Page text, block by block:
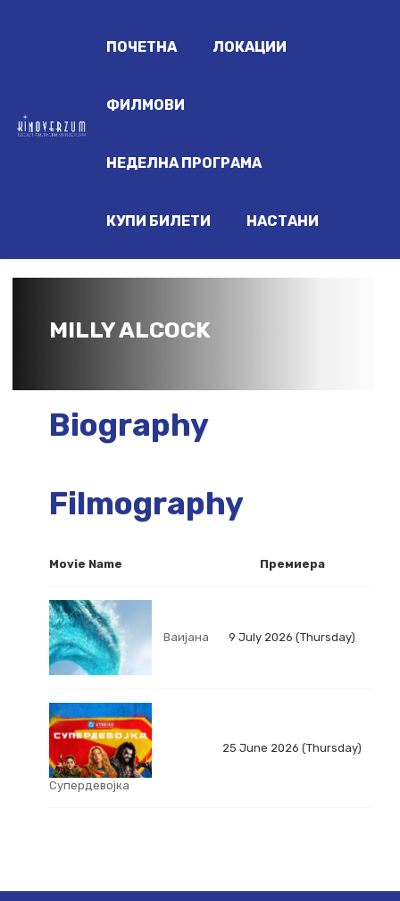
ПОЧЕТНА ЛОКАЦИИ
ФИЛМОВИ
НЕДЕЛНА ПРОГРАМА
КУПИ БИЛЕТИ НАСТАНИ
MILLY ALCOCK
Biography
Filmography
Movie Name Премиера
Ваијана 9 July 2026 (Thursday)
Супердевојка
25 June 2026 (Thursday)